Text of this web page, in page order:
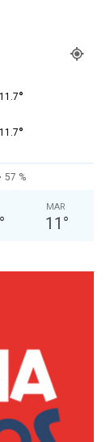
11.7°
11.7°
57 %
°
MAR
11 °